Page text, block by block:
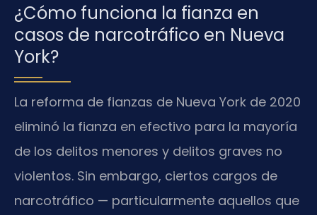
¿Cómo funciona la fianza en
casos de narcotráfico en Nueva
York?
La reforma de fianzas de Nueva York de 2020
eliminó la fianza en efectivo para la mayoría
de los delitos menores y delitos graves no
violentos. Sin embargo, ciertos cargos de
narcotráfico — particularmente aquellos que